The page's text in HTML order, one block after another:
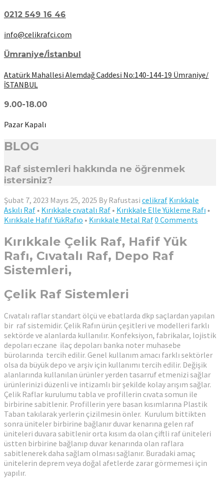
0212 549 16 46
info@celikrafci.com
Ümraniye/İstanbul
Atatürk Mahallesi Alemdağ Caddesi No:140-144-19 Ümraniye/
İSTANBUL
9.00-18.00
Pazar Kapalı
BLOG
Raf sistemleri hakkında ne öğrenmek
istersiniz?
Şubat 7, 2023 Mayıs 25, 2025 By Rafustasi celikraf Kırıkkale
Askılı Raf • Kırıkkale cıvatalı Raf • Kırıkkale Elle Yükleme Rafı •
Kırıkkale Hafıf YükRafıo • Kırıkkale Metal Raf0 Comments
Kırıkkale Çelik Raf, Hafif Yük
Rafı, Cıvatalı Raf, Depo Raf
Sistemleri,
Çelik Raf Sistemleri
Cıvatalı raflar standart ölçü ve ebatlarda dkp saçlardan yapılan
bir raf sistemidir. Çelik Rafın ürün çeşitleri ve modelleri farklı
sektörde ve alanlarda kullanılır. Konfeksiyon, fabrikalar, lojistik
depoları eczane ilaç depoları banka noter muhasebe
bürolarında tercih edilir. Genel kullanım amacı farklı sektörler
olsa da büyük depo ve arşiv için kullanımı tercih edilir. Değişik
alanlarında kullanılan ürünler yerden tasarruf etmenizi sağlar
ürünlerinizi düzenli ve intizamlı bir şekilde kolay arışım sağlar.
Çelik Raflar kurulumu tabla ve profillerin cıvata somun ile
birbirine sabitlenir. Profillerin yere basan kısımlarına Plastik
Taban takılarak yerlerin çizilmesin önler. Kurulum bittikten
sonra üniteler birbirine bağlanır duvar kenarına gelen raf
üniteleri duvara sabitlenir orta kısım da olan çiftli raf üniteleri
üstten birbirine bağlanıp duvar kenarında olan raflara
sabitlenerek daha sağlam olması sağlanır. Buradaki amaç
ünitelerin deprem veya doğal afetlerde zarar görmemesi için
yapılır.